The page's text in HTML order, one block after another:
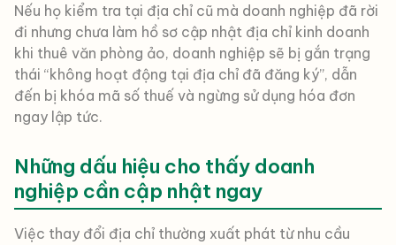
Nếu họ kiểm tra tại địa chỉ cũ mà doanh nghiệp đã rời
đi nhưng chưa làm hồ sơ cập nhật địa chỉ kinh doanh
khi thuê văn phòng ảo, doanh nghiệp sẽ bị gắn trạng
thái “không hoạt động tại địa chỉ đã đăng ký”, dẫn
đến bị khóa mã số thuế và ngừng sử dụng hóa đơn
ngay lập tức.
Những dấu hiệu cho thấy doanh
nghiệp cần cập nhật ngay
Việc thay đổi địa chỉ thường xuất phát từ nhu cầu